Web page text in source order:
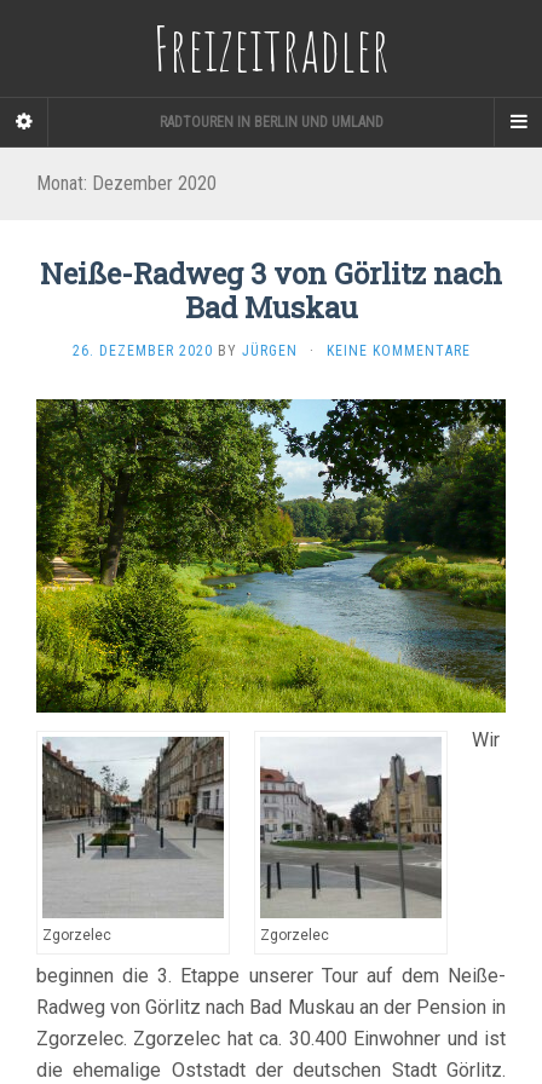
Freizeitradler
RADTOUREN IN BERLIN UND UMLAND
Monat: Dezember 2020
Neiße-Radweg 3 von Görlitz nach
Bad Muskau
26. DEZEMBER 2020 BY JÜRGEN · KEINE KOMMENTARE
Zgorzelec Zgorzelec
Wir
beginnen die 3. Etappe unserer Tour auf dem Neiße-
Radweg von Görlitz nach Bad Muskau an der Pension in
Zgorzelec. Zgorzelec hat ca. 30.400 Einwohner und ist
die ehemalige Oststadt der deutschen Stadt Görlitz.